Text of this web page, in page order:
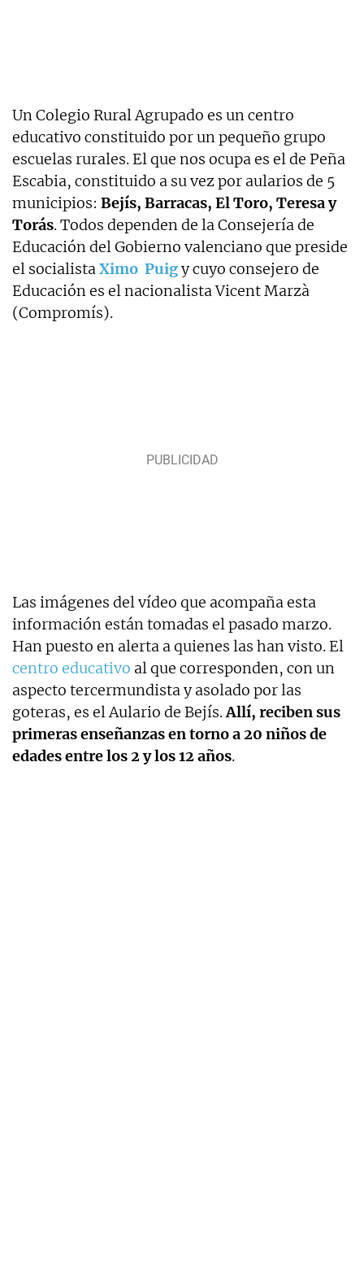
Un Colegio Rural Agrupado es un centro
educativo constituido por un pequeño grupo
escuelas rurales. El que nos ocupa es el de Peña
Escabia, constituido a su vez por aularios de 5
municipios: Bejís, Barracas, El Toro, Teresa y
Torás. Todos dependen de la Consejería de
Educación del Gobierno valenciano que preside
el socialistaXimo Puigy cuyo consejero de
Educación es el nacionalista Vicent Marzà
(Compromís).
Las imágenes del vídeo que acompaña esta
información están tomadas el pasado marzo.
Han puesto en alerta a quienes las han visto. El
centro educativo al que corresponden, con un
aspecto tercermundista y asolado por las
goteras, es el Aulario de Bejís.Allí, reciben sus
primeras enseñanzas en torno a 20 niños de
edades entre los 2 y los 12 años.